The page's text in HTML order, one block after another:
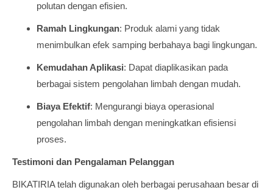
polutan dengan efisien.
Ramah Lingkungan: Produk alami yang tidak
menimbulkan efek samping berbahaya bagi lingkungan.
Kemudahan Aplikasi: Dapat diaplikasikan pada
berbagai sistem pengolahan limbah dengan mudah.
Biaya Efektif: Mengurangi biaya operasional
pengolahan limbah dengan meningkatkan efisiensi
proses.
Testimoni dan Pengalaman Pelanggan
BIKATIRIA telah digunakan oleh berbagai perusahaan besar di